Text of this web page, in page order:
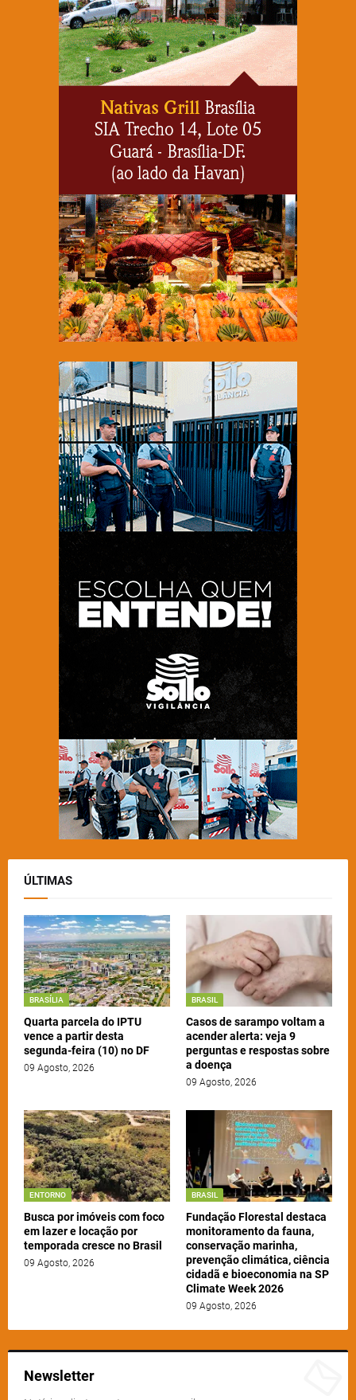
ÚLTIMAS
BRASÍLIA
Quarta parcela do IPTU
vence a partir desta
segunda-feira (10) no DF
09 Agosto, 2026
BRASIL
Casos de sarampo voltam a
acender alerta: veja 9
perguntas e respostas sobre
a doença
09 Agosto, 2026
ENTORNO
Busca por imóveis com foco
em lazer e locação por
temporada cresce no Brasil
09 Agosto, 2026
BRASIL
Fundação Florestal destaca
monitoramento da fauna,
conservação marinha,
prevenção climática, ciência
cidadã e bioeconomia na SP
Climate Week 2026
09 Agosto, 2026
Newsletter